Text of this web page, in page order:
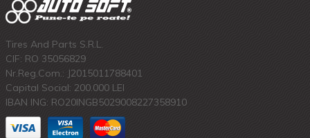
Tires And Parts S.R.L.
CIF: RO 35056829
Nr.Reg.Com.: J2015011788401
Capital Social: 200.000 LEI
IBAN ING: RO20INGB5029008227358910